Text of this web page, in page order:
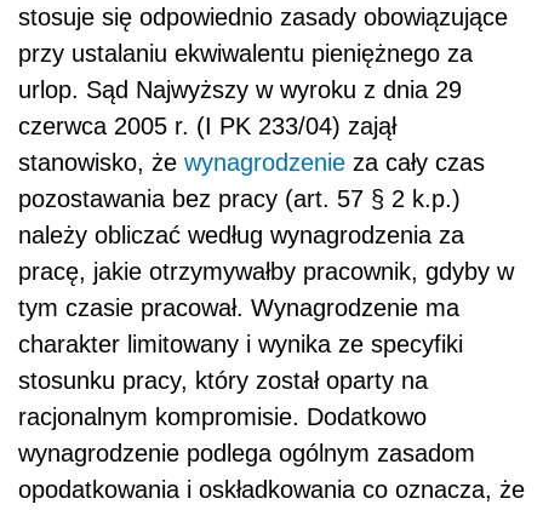
stosuje się odpowiednio zasady obowiązujące
przy ustalaniu ekwiwalentu pieniężnego za
urlop. Sąd Najwyższy w wyroku z dnia 29
czerwca 2005 r. (I PK 233/04) zajął
stanowisko, że wynagrodzenie za cały czas
pozostawania bez pracy (art. 57 § 2 k.p.)
należy obliczać według wynagrodzenia za
pracę, jakie otrzymywałby pracownik, gdyby w
tym czasie pracował. Wynagrodzenie ma
charakter limitowany i wynika ze specyfiki
stosunku pracy, który został oparty na
racjonalnym kompromisie. Dodatkowo
wynagrodzenie podlega ogólnym zasadom
opodatkowania i oskładkowania co oznacza, że